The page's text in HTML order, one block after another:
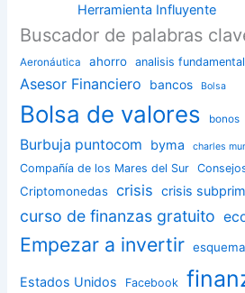
Herramienta Influyente
Buscador de palabras
Aeronáutica ahorro analisis fundamental
Asesor Financiero bancos Bolsa
Bolsa de valores bonos
Burbuja puntocom byma charles
Compañía de los Mares del Sur
Criptomonedas crisis crisis
curso de finanzas gratuito
Empezar a invertir
Estados Unidos Facebook